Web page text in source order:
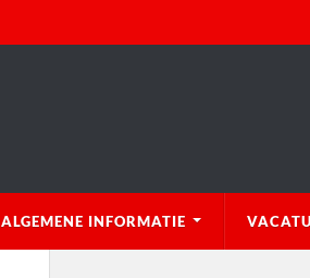
ALGEMENE INFORMATIE